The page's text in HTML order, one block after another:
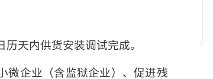
天内供货安装调试完成。
微企业（含监狱企业）、促进残